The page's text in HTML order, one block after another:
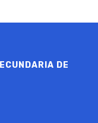
DE